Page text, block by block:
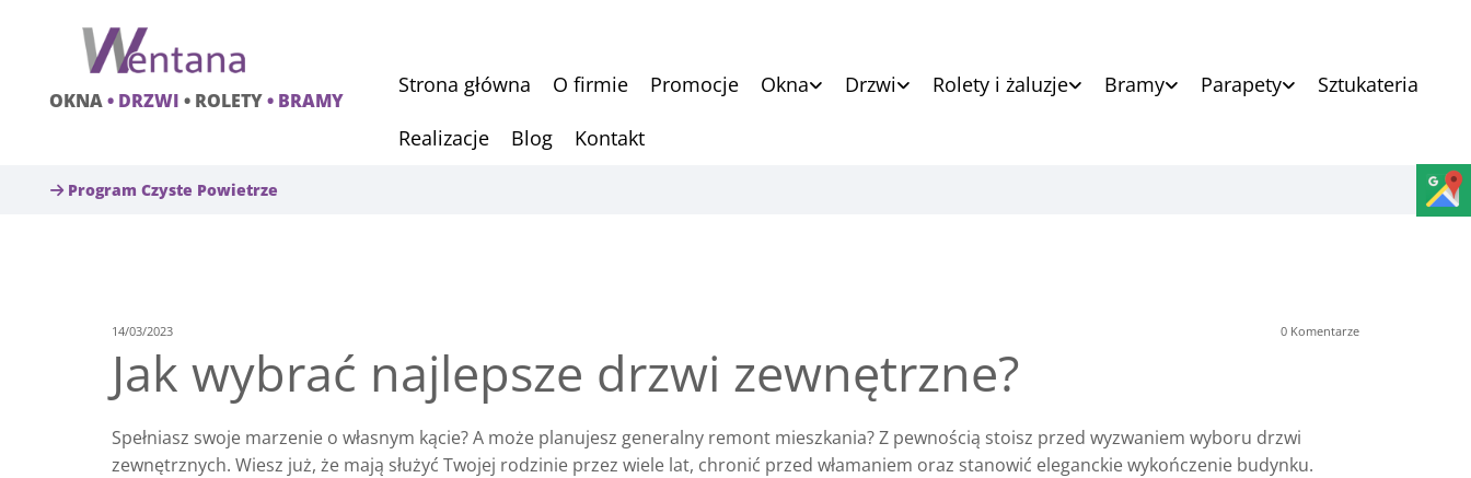
OKNA• DRZWI • ROLETY• BRAMY
Strona główna O firmie Promocje Okna Drzwi Rolety i żaluzje Bramy Parapety Sztukateria
Realizacje Blog Kontakt
 Program Czyste Powietrze
14/03/2023 0 Komentarze
Jak wybrać najlepsze drzwi zewnętrzne?
Spełniasz swoje marzenie o własnym kącie? A może planujesz generalny remont mieszkania? Z pewnością stoisz przed wyzwaniem wyboru drzwi
zewnętrznych. Wiesz już, że mają służyć Twojej rodzinie przez wiele lat, chronić przed włamaniem oraz stanowić eleganckie wykończenie budynku.